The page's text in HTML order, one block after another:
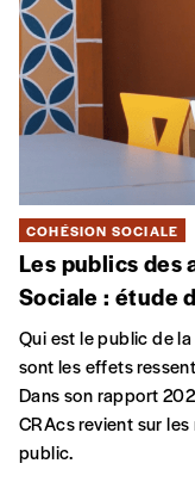
Dans la ville,
Dans la ville, nos
d’ombres
de français de